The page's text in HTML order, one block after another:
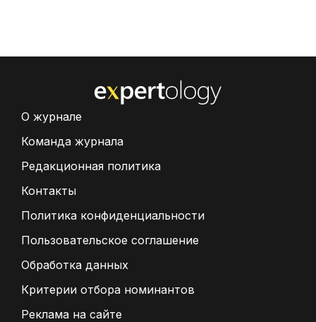
О журнале
Команда журнала
Редакционная политика
Контакты
Политика конфиденциальности
Пользовательское соглашение
Обработка данных
Критерии отбора номинантов
Реклама на сайте